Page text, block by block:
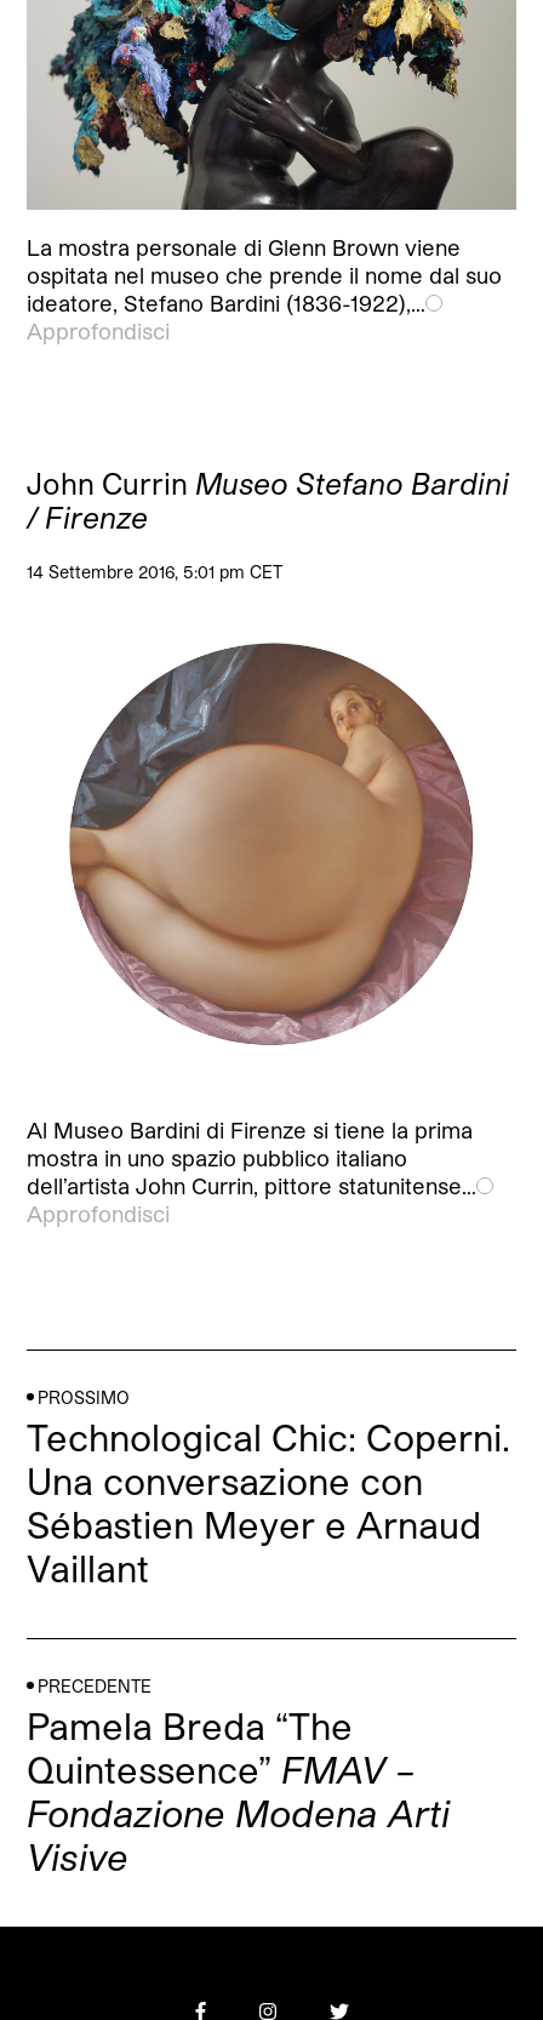
La mostra personale di Glenn Brown viene
ospitata nel museo che prende il nome dal suo
ideatore, Stefano Bardini (1836-1922),…
Approfondisci
John Currin Museo Stefano Bardini
/ Firenze
14 Settembre 2016, 5:01 pm CET
Al Museo Bardini di Firenze si tiene la prima
mostra in uno spazio pubblico italiano
dell’artista John Currin, pittore statunitense…
Approfondisci
PROSSIMO
Technological Chic: Coperni.
Una conversazione con
Sébastien Meyer e Arnaud
Vaillant
PRECEDENTE
Pamela Breda “The
Quintessence” FMAV –
Fondazione Modena Arti
Visive